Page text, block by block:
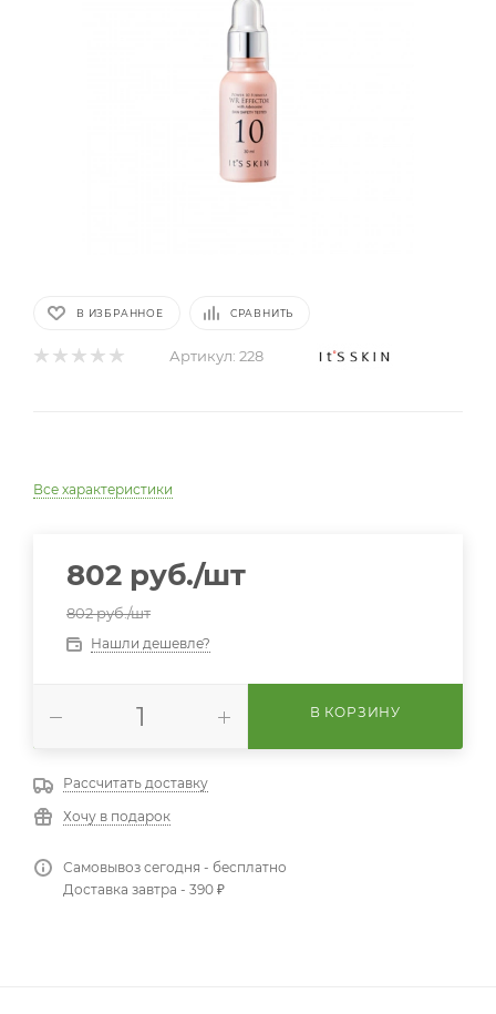
В ИЗБРАННОЕ СРАВНИТЬ
Артикул: 228
Все характеристики
802 руб./шт
802руб./шт
Нашли дешевле?
В КОРЗИНУ
Рассчитать доставку
Хочу в подарок
Самовывоз сегодня - бесплатно
Доставка завтра - 390 ₽